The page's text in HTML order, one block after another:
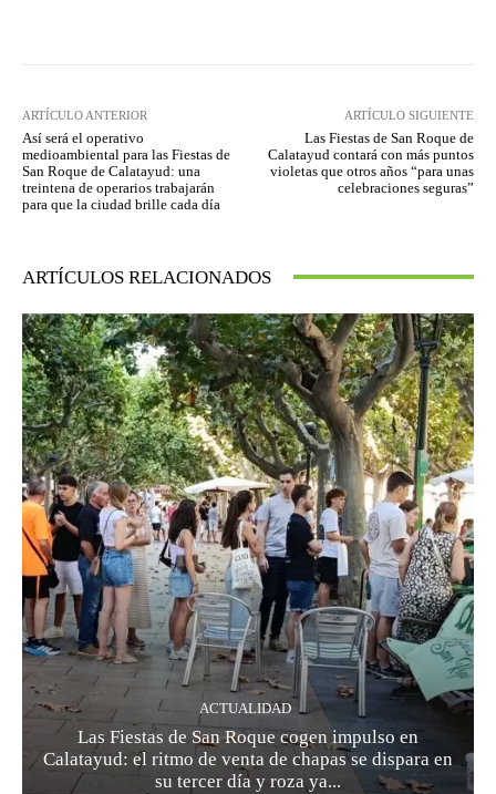
ARTÍCULO ANTERIOR
Así será el operativo
medioambiental para las Fiestas de
San Roque de Calatayud: una
treintena de operarios trabajarán
para que la ciudad brille cada día
ARTÍCULO SIGUIENTE
Las Fiestas de San Roque de
Calatayud contará con más puntos
violetas que otros años “para unas
celebraciones seguras”
ARTÍCULOS RELACIONADOS
ACTUALIDAD
Las Fiestas de San Roque cogen impulso en
Calatayud: el ritmo de venta de chapas se dispara en
su tercer día y roza ya...